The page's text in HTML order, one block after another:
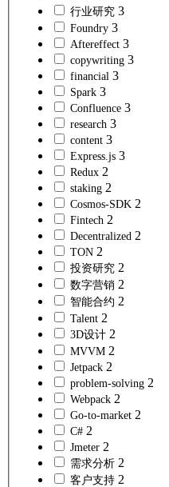
行业研究 3
Foundry 3
Aftereffect 3
copywriting 3
financial 3
Spark 3
Confluence 3
research 3
content 3
Express.js 3
Redux 2
staking 2
Cosmos-SDK 2
Fintech 2
Decentralized 2
TON 2
投资研究 2
数字营销 2
智能合约 2
Talent 2
3D设计 2
MVVM 2
Jetpack 2
problem-solving 2
Webpack 2
Go-to-market 2
C# 2
Jmeter 2
需求分析 2
客户支持 2